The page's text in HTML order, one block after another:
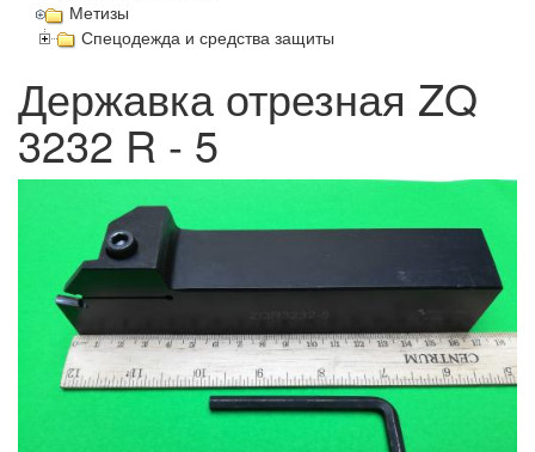
Метизы
Спецодежда и средства защиты
Державка отрезная ZQ
3232 R - 5